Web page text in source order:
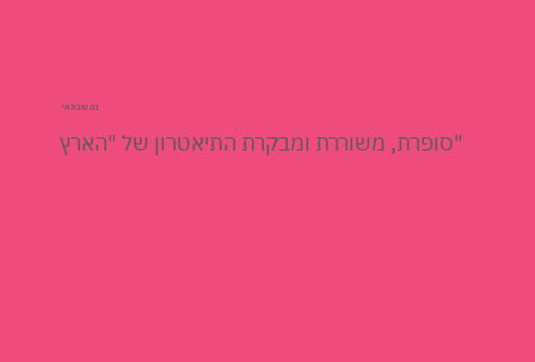
ננו שבתאי
סופרת, משוררת ומבקרת התיאטרון של "הארץ"